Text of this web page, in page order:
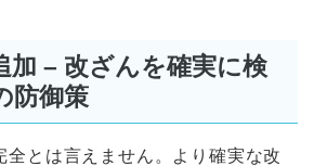
加 – 改ざんを確実に検
防御策
全とは言えません。より確実な改